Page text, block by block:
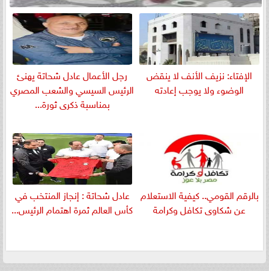
الإفتاء: نزيف الأنف لا ينقض
الوضوء ولا يوجب إعادته
رجل الأعمال عادل شحاتة يهنئ
الرئيس السيسي والشعب المصري
بمناسبة ذكرى ثورة...
بالرقم القومي.. كيفية الاستعلام
عن شكاوى تكافل وكرامة
عادل شحاتة : إنجاز المنتخب في
كأس العالم ثمرة اهتمام الرئيس...